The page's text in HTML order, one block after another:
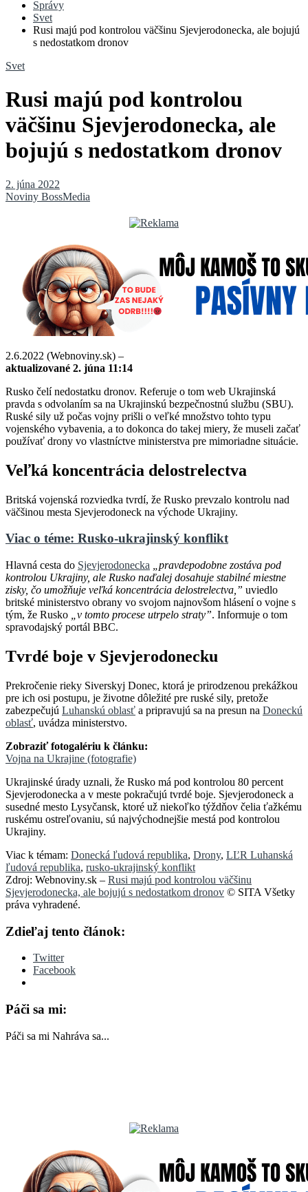
Správy
Svet
Rusi majú pod kontrolou väčšinu Sjevjerodonecka, ale bojujú
s nedostatkom dronov
Svet
Rusi majú pod kontrolou
väčšinu Sjevjerodonecka, ale
bojujú s nedostatkom dronov
2. júna 2022
Noviny BossMedia
2.6.2022 (Webnoviny.sk) –
aktualizované 2. júna 11:14
Rusko čelí nedostatku dronov. Referuje o tom web Ukrajinská
pravda s odvolaním sa na Ukrajinskú bezpečnostnú službu (SBU).
Ruské sily už počas vojny prišli o veľké množstvo tohto typu
vojenského vybavenia, a to dokonca do takej miery, že museli začať
používať drony vo vlastníctve ministerstva pre mimoriadne situácie.
Veľká koncentrácia delostrelectva
Britská vojenská rozviedka tvrdí, že Rusko prevzalo kontrolu nad
väčšinou mesta Sjevjerodoneck na východe Ukrajiny.
Viac o téme: Rusko-ukrajinský konflikt
Hlavná cesta do Sjevjerodonecka
„pravdepodobne zostáva pod
kontrolou Ukrajiny, ale Rusko naďalej dosahuje stabilné miestne
zisky, čo umožňuje veľká koncentrácia delostrelectva,” uviedlo
britské ministerstvo obrany vo svojom najnovšom hlásení o vojne s
tým, že Rusko
„v tomto procese utrpelo straty”. Informuje o tom
spravodajský portál BBC.
Tvrdé boje v Sjevjerodonecku
Prekročenie rieky Siverskyj Donec, ktorá je prirodzenou prekážkou
pre ich osi postupu, je životne dôležité pre ruské sily, pretože
zabezpečujú Luhanskú oblasť a pripravujú sa na presun na Doneckú
oblasť, uvádza ministerstvo.
Zobraziť fotogalériu k článku:
Vojna na Ukrajine (fotografie)
Ukrajinské úrady uznali, že Rusko má pod kontrolou 80 percent
Sjevjerodonecka a v meste pokračujú tvrdé boje. Sjevjerodoneck a
susedné mesto Lysyčansk, ktoré už niekoľko týždňov čelia ťažkému
ruskému ostreľovaniu, sú najvýchodnejšie mestá pod kontrolou
Ukrajiny.
Viac k témam: Donecká ľudová republika, Drony, LĽR Luhanská
ľudová republika, rusko-ukrajinský konflikt
Zdroj: Webnoviny.sk – Rusi majú pod kontrolou väčšinu
Sjevjerodonecka, ale bojujú s nedostatkom dronov © SITA Všetky
práva vyhradené.
Zdieľaj tento článok:
Twitter
Facebook
Páči sa mi:
Páči sa mi Nahráva sa...